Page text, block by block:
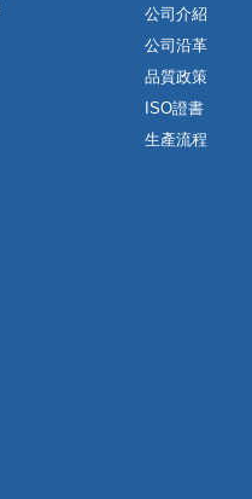
公司介紹
公司沿革
品質政策
ISO證書
生產流程